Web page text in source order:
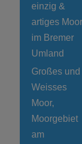
einzig &
artiges Moor
im Bremer
Umland
Großes und
Weisses
Moor,
Moorgebiet
am